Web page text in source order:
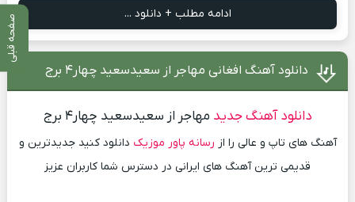
ادامه مطلب + دانلود ...
دانلود آهنگ افغانی مهاجر از سعیدسعید چهار۴ برج
دانلود آهنگ جدید مهاجر از سعیدسعید چهار۴ برج
آهنگ های تاپ و عالی را از رسانه پاور موزیک دانلود کنید جدیدترین و
قدیمی ترین آهنگ های ایرانی در دسترس شما کاربران عزیز
صفحه قبلی